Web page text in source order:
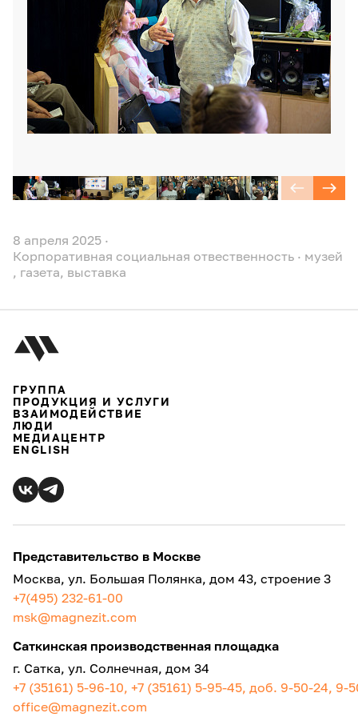
8 апреля 2025 ·
Корпоративная социальная отвественность · музей
, газета, выставка
ГРУППА
ПРОДУКЦИЯ И УСЛУГИ
ВЗАИМОДЕЙСТВИЕ
ЛЮДИ
МЕДИАЦЕНТР
ENGLISH
Представительство в Москве
Москва, ул. Большая Полянка, дом 43, строение 3
+7(495) 232-61-00
msk@magnezit.com
Саткинская производственная площадка
г. Сатка, ул. Солнечная, дом 34
+7 (35161) 5-96-10, +7 (35161) 5-95-45, доб. 9-50-24, 9-
office@magnezit.com